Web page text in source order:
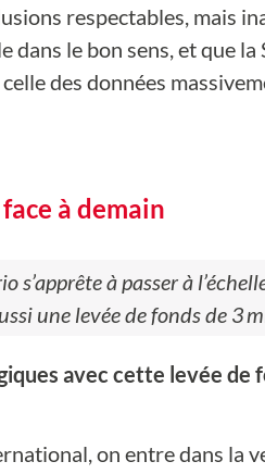
respectables, mais
dans le bon sens, et que
des données
à demain
s’apprête à passer à
une levée de fonds de 3
avec cette levée de
on entre dans la